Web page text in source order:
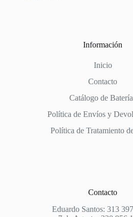
Información
Inicio
Contacto
Catálogo de
Política de Envíos y
Política de Tratamiento
Contacto
Eduardo Santos: 313